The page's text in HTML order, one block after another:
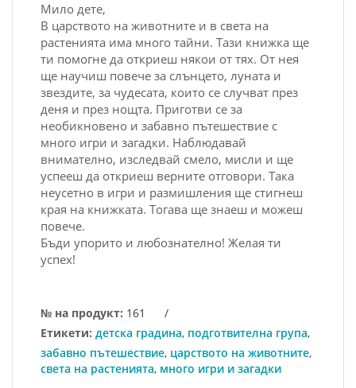
Мило дете,
В царството на животните и в света на
растенията има много тайни. Тази книжка ще
ти помогне да откриеш някои от тях. От нея
ще научиш повече за слънцето, луната и
звездите, за чудесата, които се случват през
деня и през нощта. Приготви се за
необикновено и забавно пътешествие с
много игри и загадки. Наблюдавай
внимателно, изследвай смело, мисли и ще
успееш да откриеш верните отговори. Така
неусетно в игри и размишления ще стигнеш
края на книжката. Тогава ще знаеш и можеш
повече.
Бъди упорито и любознателно! Желая ти
успех!
№ на продукт: 161
/
Етикети: детска градина, подготвителна група,
забавно пътешествие, царството на животните,
света на растенията, много игри и загадки